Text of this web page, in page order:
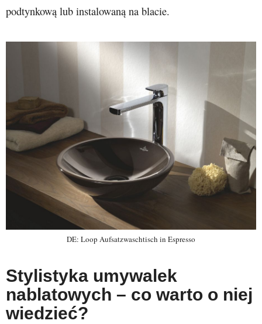
podtynkową lub instalowaną na blacie.
DE: Loop Aufsatzwaschtisch in Espresso
Stylistyka umywalek
nablatowych – co warto o niej
wiedzieć?